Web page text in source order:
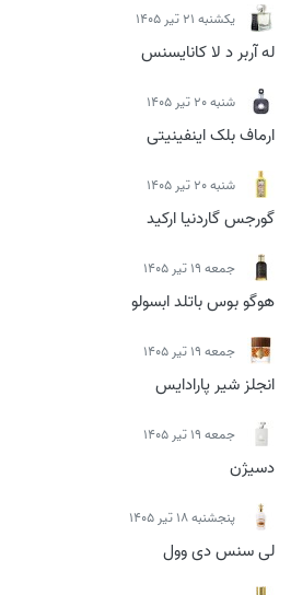
يكشنبه 21 تیر 1405
له آربر د لا کانایسنس
شنبه 20 تیر 1405
ارماف بلک اینفینیتی
شنبه 20 تیر 1405
گورجس گاردنیا ارکید
جمعه 19 تیر 1405
هوگو بوس باتلد ابسولو
جمعه 19 تیر 1405
انجلز شیر پارادایس
جمعه 19 تیر 1405
دسیژن
پنجشنبه 18 تیر 1405
لی سنس دی وول